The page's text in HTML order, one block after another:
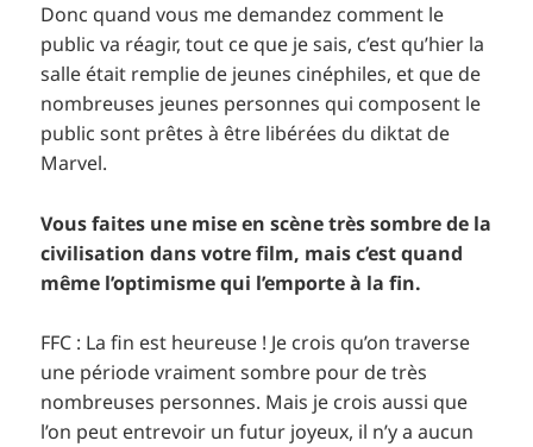
Donc quand vous me demandez comment le
public va réagir, tout ce que je sais, c’est qu’hier la
salle était remplie de jeunes cinéphiles, et que de
nombreuses jeunes personnes qui composent le
public sont prêtes à être libérées du diktat de
Marvel.
Vous faites une mise en scène très sombre de la
civilisation dans votre film, mais c’est quand
même l’optimisme qui l’emporte à la fin.
FFC : La fin est heureuse ! Je crois qu’on traverse
une période vraiment sombre pour de très
nombreuses personnes. Mais je crois aussi que
l’on peut entrevoir un futur joyeux, il n’y a aucun